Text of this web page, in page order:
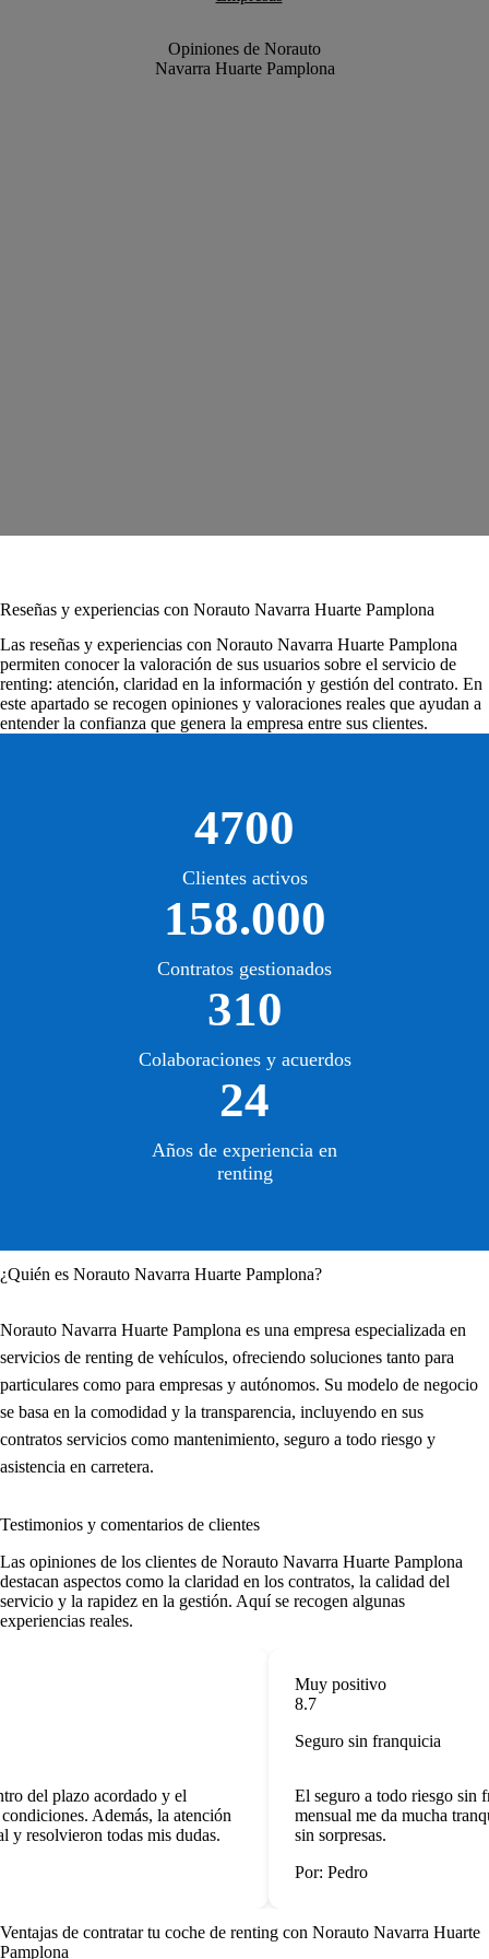
Opiniones de Norauto
Navarra Huarte Pamplona
Reseñas y experiencias con Norauto Navarra Huarte Pamplona
Las reseñas y experiencias con Norauto Navarra Huarte Pamplona
permiten conocer la valoración de sus usuarios sobre el servicio de
renting: atención, claridad en la información y gestión del contrato. En
este apartado se recogen opiniones y valoraciones reales que ayudan a
entender la confianza que genera la empresa entre sus clientes.
4700
Clientes activos
158.000
Contratos gestionados
310
Colaboraciones y acuerdos
24
Años de experiencia en
renting
¿Quién es Norauto Navarra Huarte Pamplona?
Norauto Navarra Huarte Pamplona es una empresa especializada en
servicios de renting de vehículos, ofreciendo soluciones tanto para
particulares como para empresas y autónomos. Su modelo de negocio
se basa en la comodidad y la transparencia, incluyendo en sus
contratos servicios como mantenimiento, seguro a todo riesgo y
asistencia en carretera.
Testimonios y comentarios de clientes
Las opiniones de los clientes de Norauto Navarra Huarte Pamplona
destacan aspectos como la claridad en los contratos, la calidad del
servicio y la rapidez en la gestión. Aquí se recogen algunas
experiencias reales.
del plazo acordado y el
Además, la atención
resolvieron todas mis dudas.
Muy positivo
8.7
Seguro sin franquicia
El seguro a todo riesgo sin
mensual me da mucha
sin sorpresas.
Por: Pedro
Ventajas de contratar tu coche de renting con Norauto Navarra Huarte
Pamplona